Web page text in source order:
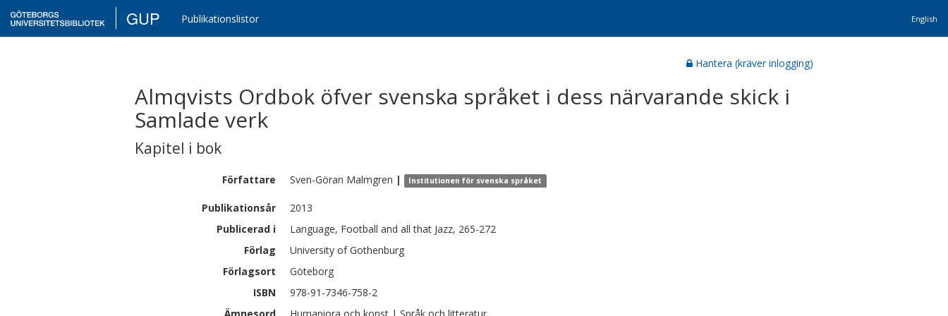
GUP Publikationslistor English
Hantera (kräver inlogging)
Almqvists Ordbok öfver svenska språket i dess närvarande skick i
Samlade verk
Kapitel i bok
Författare Sven-Göran Malmgren | Institutionen för svenska språket
Publikationsår
2013
Publicerad i
Language, Football and all that Jazz, 265-272
Förlag
University of Gothenburg
Förlagsort
Göteborg
ISBN
978-91-7346-758-2